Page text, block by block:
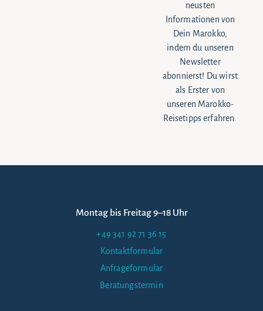
neusten
Informationen von
Dein Marokko,
indem du unseren
Newsletter
abonnierst! Du wirst
als Erster von
unseren Marokko-
Reisetipps erfahren.
Montag bis Freitag 9–18 Uhr
+49 341 92 71 36 15
Kontaktformular
Anfrageformular
Beratungstermin